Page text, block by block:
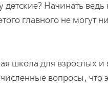
Начинать ведь
главного не могут
школа для взрослых и
вопросы, что